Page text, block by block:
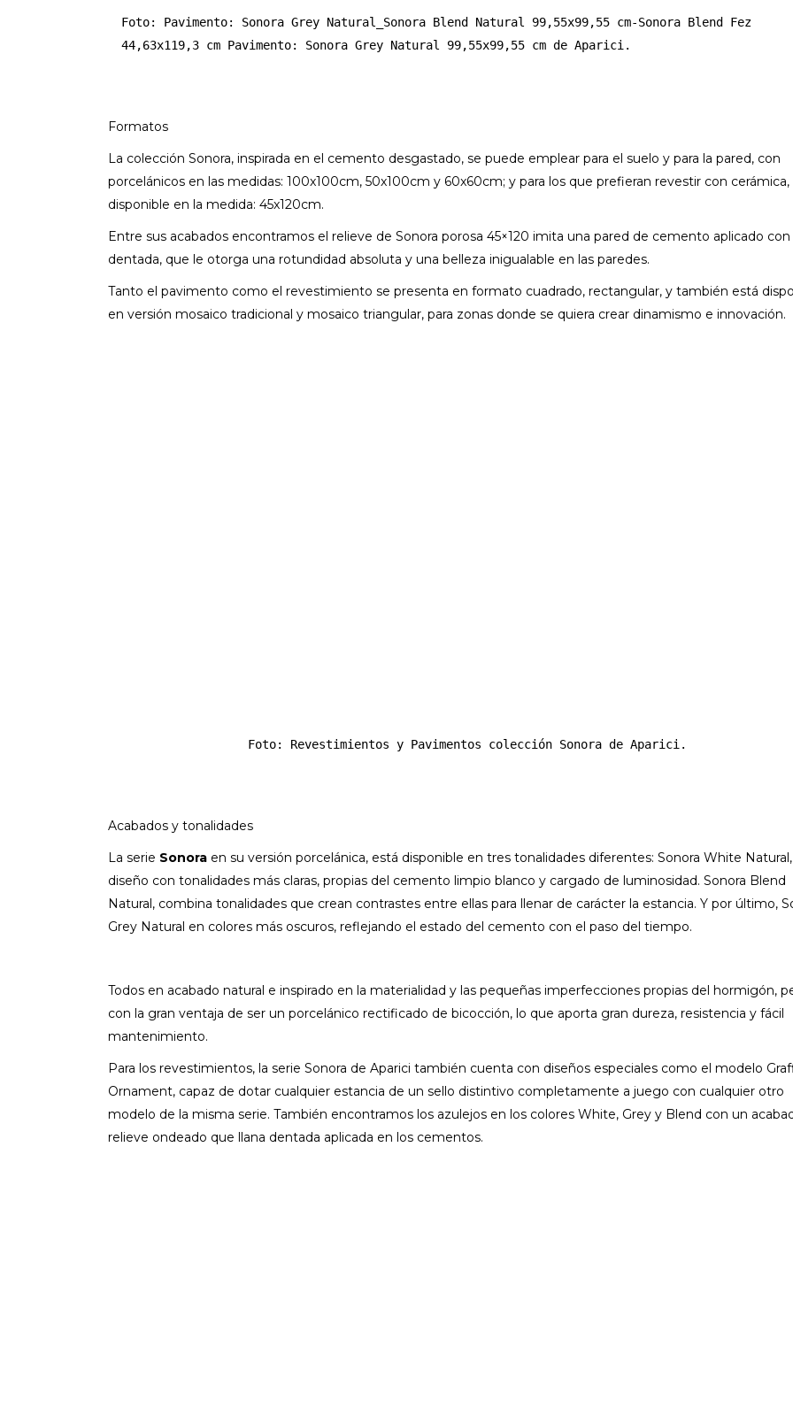
Foto: Pavimento: Sonora Grey Natural_Sonora Blend Natural 99,55x99,55 cm-Sonora Blend Fez
44,63x119,3 cm Pavimento: Sonora Grey Natural 99,55x99,55 cm de Aparici.
Formatos
La colección Sonora, inspirada en el cemento desgastado, se puede emplear para el suelo y para la pared, con
porcelánicos en las medidas: 100x100cm, 50x100cm y 60x60cm; y para los que prefieran revestir con cerámica,
disponible en la medida: 45x120cm.
Entre sus acabados encontramos el relieve de Sonora porosa 45×120 imita una pared de cemento aplicado con
dentada, que le otorga una rotundidad absoluta y una belleza inigualable en las paredes.
Tanto el pavimento como el revestimiento se presenta en formato cuadrado, rectangular, y también está
en versión mosaico tradicional y mosaico triangular, para zonas donde se quiera crear dinamismo e innovación.
Foto: Revestimientos y Pavimentos colección Sonora de Aparici.
Acabados y tonalidades
La serie Sonora en su versión porcelánica, está disponible en tres tonalidades diferentes: Sonora White
diseño con tonalidades más claras, propias del cemento limpio blanco y cargado de luminosidad. Sonora Blend
Natural, combina tonalidades que crean contrastes entre ellas para llenar de carácter la estancia. Y por último,
Grey Natural en colores más oscuros, reflejando el estado del cemento con el paso del tiempo.
Todos en acabado natural e inspirado en la materialidad y las pequeñas imperfecciones propias del hormigón,
con la gran ventaja de ser un porcelánico rectificado de bicocción, lo que aporta gran dureza, resistencia y fácil
mantenimiento.
Para los revestimientos, la serie Sonora de Aparici también cuenta con diseños especiales como el modelo
Ornament, capaz de dotar cualquier estancia de un sello distintivo completamente a juego con cualquier otro
modelo de la misma serie. También encontramos los azulejos en los colores White, Grey y Blend con un
relieve ondeado que llana dentada aplicada en los cementos.